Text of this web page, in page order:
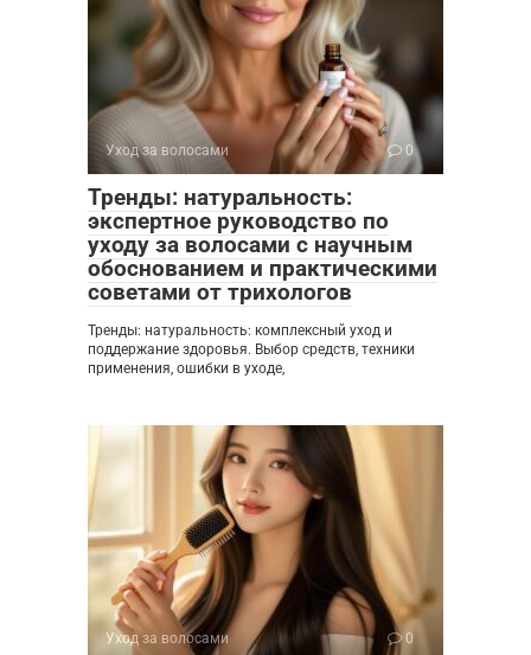
Уход за волосами 0
Тренды: натуральность:
экспертное руководство по
уходу за волосами с научным
обоснованием и практическими
советами от трихологов
Тренды: натуральность: комплексный уход и
поддержание здоровья. Выбор средств, техники
применения, ошибки в уходе,
Уход за волосами 0